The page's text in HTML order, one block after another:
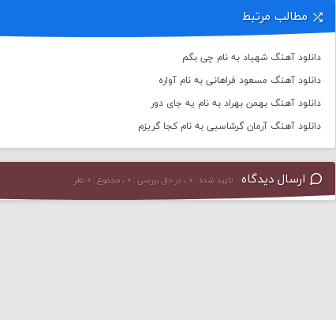
مطالب مرتبط
دانلود آهنگ شهیاد به نام چی بگم
دانلود آهنگ مسعود فراهانی به نام آواره
دانلود آهنگ بهمن بهراد به نام یه جای دور
دانلود آهنگ آرمان گرشاسبی به نام کجا گریزم
ارسال دیدگاه تایید شده : ۰ ، در حال بررسی : ۰ ، مجموع : ۰ نظر